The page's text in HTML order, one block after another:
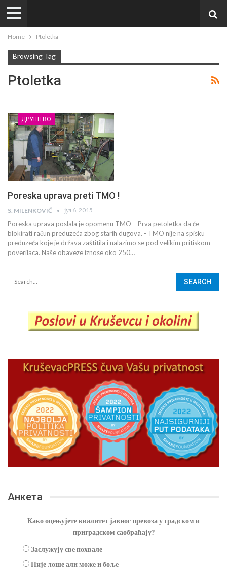
Home Ptoletka
Browsing Tag
Ptoletka
ДРУШТВО
Poreska uprava preti TMO !
S. MILENKOVIĆ јул 6, 2015
Poreska uprava poslala je opomenu TMO – Prva petoletka da će
blokirati račun preduzeća zbog starih dugova. - TMO nije na spisku
preduzeća koje je država zaštitila i nalazimo se pod velikim pritiskom
poverilaca. Naše obaveze iznose oko 250…
Анкета
Како оцењујете квалитет јавног превоза у градском и
приградском саобраћају?
Заслужују све похвале
Није лоше али може и боље